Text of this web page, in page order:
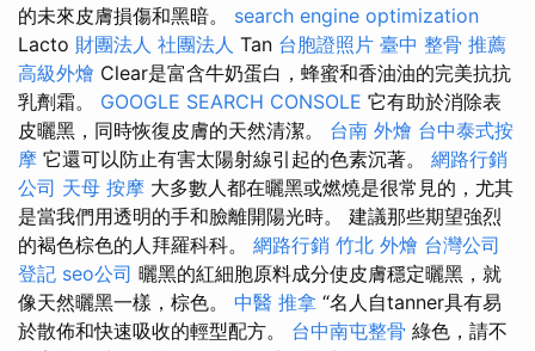
的未來皮膚損傷和黑暗。 search engine optimization
Lacto 財團法人 社團法人 Tan 台胞證照片 臺中 整骨 推薦
高級外燴 Clear是富含牛奶蛋白，蜂蜜和香油油的完美抗抗
乳劑霜。 GOOGLE SEARCH CONSOLE 它有助於消除表
皮曬黑，同時恢復皮膚的天然清潔。 台南 外燴 台中泰式按
摩 它還可以防止有害太陽射線引起的色素沉著。 網路行銷
公司 天母 按摩 大多數人都在曬黑或燃燒是很常見的，尤其
是當我們用透明的手和臉離開陽光時。 建議那些期望強烈
的褐色棕色的人拜羅科科。 網路行銷 竹北 外燴 台灣公司
登記 seo公司 曬黑的紅細胞原料成分使皮膚穩定曬黑，就
像天然曬黑一樣，棕色。 中醫 推拿 “名人自tanner具有易
於散佈和快速吸收的輕型配方。 台中南屯整骨 綠色，請不